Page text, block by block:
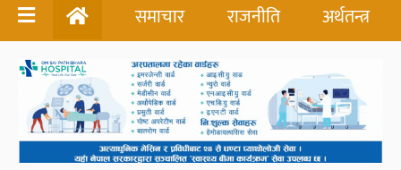
समाचार राजनीति अर्थतन्त्र